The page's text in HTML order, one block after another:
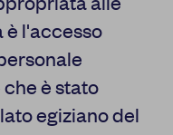
è l'accesso
è stato
egiziano del